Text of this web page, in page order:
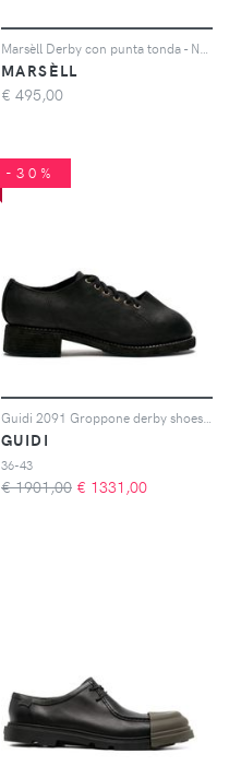
MARSÈLL
€ 495,00
-30%
GUIDI
36-43
€ 1901,00 € 1331,00